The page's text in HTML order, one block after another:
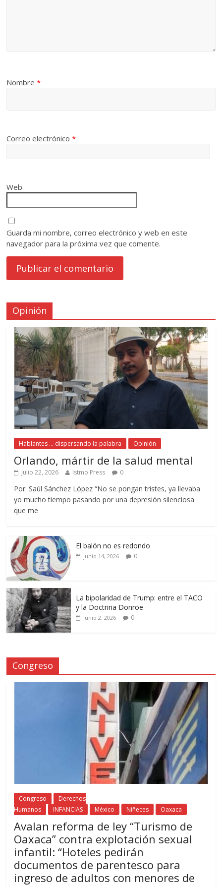
Nombre*
Correo electrónico*
Web
Guarda mi nombre, correo electrónico y web en este
navegador para la próxima vez que comente.
Opinión
Hablantes ... dispersando la palabra Opinión
Orlando, mártir de la salud mental
julio 22, 2026 Istmo Press 0
Por: Saúl Sánchez López “No se pongan tristes, ya llevaba
yo mucho tiempo pasando por una depresión silenciosa
que me
El balón no es redondo
junio 14, 2026 0
La bipolaridad de Trump: entre el TACO
y la Doctrina Donroe
junio 2, 2026 0
Congreso
Congreso
Derechos
Humanos
INFANCIAS México Niñeces Oaxaca
Avalan reforma de ley “Turismo de
Oaxaca” contra explotación sexual
infantil: “Hoteles pedirán
documentos de parentesco para
ingreso de adultos con menores de